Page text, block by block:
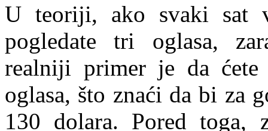
U teoriji, ako svaki sat
pogledate tri oglasa,
realniji primer je da
oglasa, što znaći da bi za
130 dolara. Pored toga,